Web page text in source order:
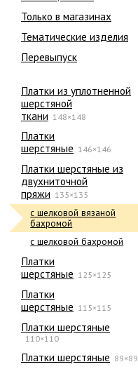
Только в магазинах
Тематические изделия
Перевыпуск
Платки из уплотненной
шерстяной
ткани 148×148
Платки
шерстяные 146×146
Платки шерстяные из
двухниточной
пряжи 135×135
с шелковой вязаной
бахромой
с шелковой бахромой
Платки
шерстяные 125×125
Платки
шерстяные 115×115
Платки шерстяные
110×110
Платки шерстяные 89×89